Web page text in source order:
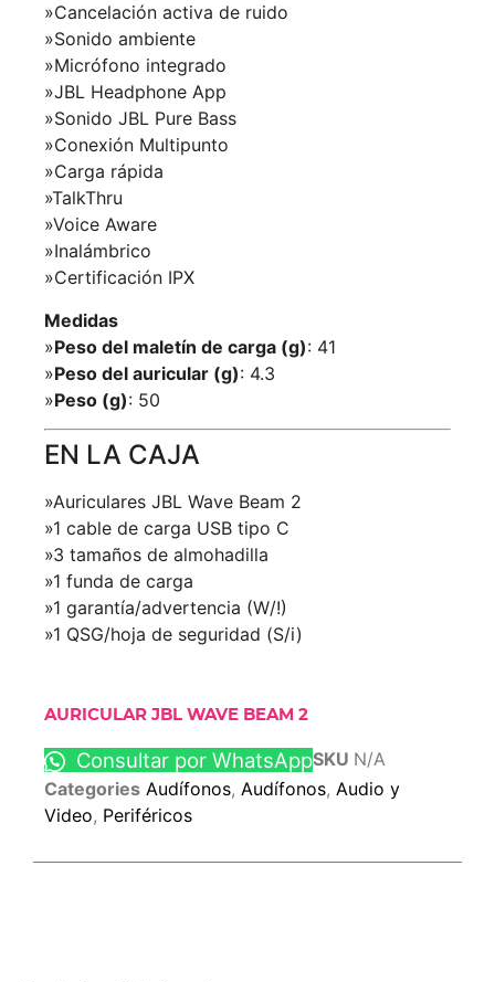
»Cancelación activa de ruido
»Sonido ambiente
»Micrófono integrado
»JBL Headphone App
»Sonido JBL Pure Bass
»Conexión Multipunto
»Carga rápida
»TalkThru
»Voice Aware
»Inalámbrico
»Certificación IPX
Medidas
»Peso del maletín de carga (g): 41
»Peso del auricular (g): 4.3
»Peso (g): 50
EN LA CAJA
»Auriculares JBL Wave Beam 2
»1 cable de carga USB tipo C
»3 tamaños de almohadilla
»1 funda de carga
»1 garantía/advertencia (W/!)
»1 QSG/hoja de seguridad (S/i)
AURICULAR JBL WAVE BEAM 2
Consultar por WhatsAppSKU N/A
Categories Audífonos, Audífonos, Audio y
Video, Periféricos